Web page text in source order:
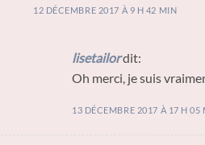
12 DÉCEMBRE 2017 À 9 H 42 MIN
lisetailordit:
Oh merci, je suis
13 DÉCEMBRE 2017 À 17 H 05